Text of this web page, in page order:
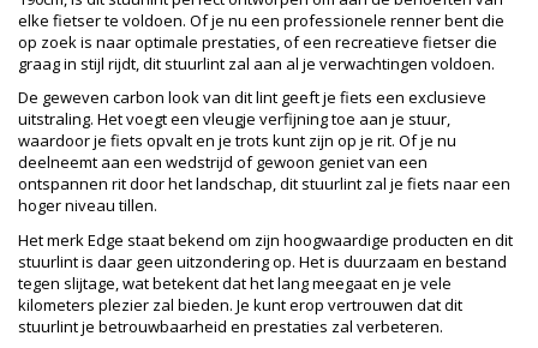
elke fietser te voldoen. Of je nu een professionele renner bent die
op zoek is naar optimale prestaties, of een recreatieve fietser die
graag in stijl rijdt, dit stuurlint zal aan al je verwachtingen voldoen.
De geweven carbon look van dit lint geeft je fiets een exclusieve
uitstraling. Het voegt een vleugje verfijning toe aan je stuur,
waardoor je fiets opvalt en je trots kunt zijn op je rit. Of je nu
deelneemt aan een wedstrijd of gewoon geniet van een
ontspannen rit door het landschap, dit stuurlint zal je fiets naar een
hoger niveau tillen.
Het merk Edge staat bekend om zijn hoogwaardige producten en dit
stuurlint is daar geen uitzondering op. Het is duurzaam en bestand
tegen slijtage, wat betekent dat het lang meegaat en je vele
kilometers plezier zal bieden. Je kunt erop vertrouwen dat dit
stuurlint je betrouwbaarheid en prestaties zal verbeteren.